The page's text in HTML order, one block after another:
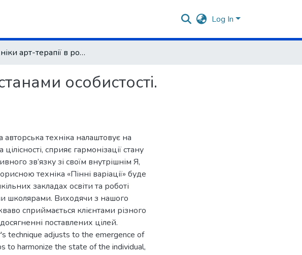
Log In
Техніки арт-терапії в роботі з кризовими станами особистості. Авторська техніка «Пінні варіації»
особистості.
техніка налаштовує на
сприяє гармонізації стану
зв’язку зі своїм внутрішнім Я,
техніка «Пінні варіації» буде
закладах освіти та роботі
школярами. Виходячи з нашого
сприймається клієнтами різного
поставлених цілей.
technique adjusts to the emergence of
to harmonize the state of the individual,